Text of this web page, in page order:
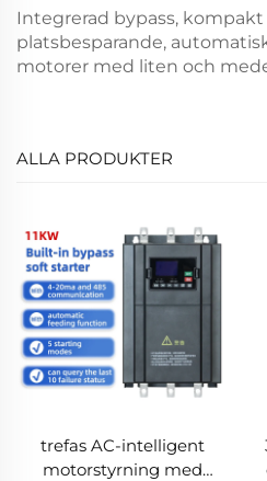
Integrerad bypass,
platsbesparande,
motorer med liten och
ALLA PRODUKTER
trefas AC-intelligent
motorstyrning med